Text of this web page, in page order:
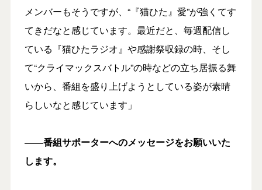
メンバーもそうですが、“『猫ひた』愛”が強くてす
てきだなと感じています。最近だと、毎週配信し
ている『猫ひたラジオ』や感謝祭収録の時、そし
て“クライマックスバトル”の時などの立ち居振る舞
いから、番組を盛り上げようとしている姿が素晴
らしいなと感じています」
――番組サポーターへのメッセージをお願いいた
します。